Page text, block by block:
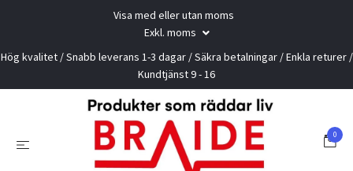
Visa med eller utan moms
Exkl. moms
Hög kvalitet / Snabb leverans 1-3 dagar / Säkra betalningar / Enkla returer /
Kundtjänst 9 - 16
0